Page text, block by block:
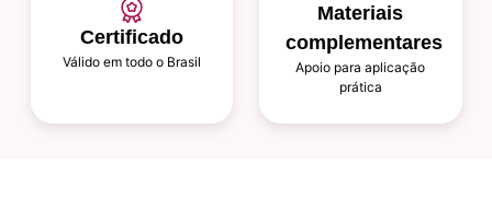
Certificado
Válido em todo o Brasil
Materiais
complementares
Apoio para aplicação
prática